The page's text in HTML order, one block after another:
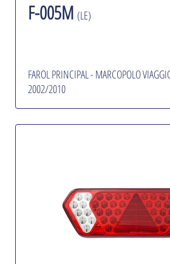
F-005M (LE)
FAROL PRINCIPAL - MARCOPOLO
2002/2010